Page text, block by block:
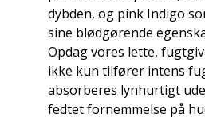
dybden, og pink Indigo
sine blødgørende
Opdag vores lette,
ikke kun tilfører intens
absorberes lynhurtigt
fedtet fornemmelse på